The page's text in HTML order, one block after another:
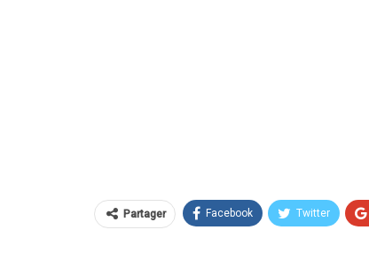
Partager Facebook Twitter